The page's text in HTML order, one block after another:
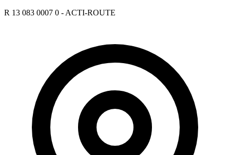
R 13 083 0007 0 - ACTI-ROUTE